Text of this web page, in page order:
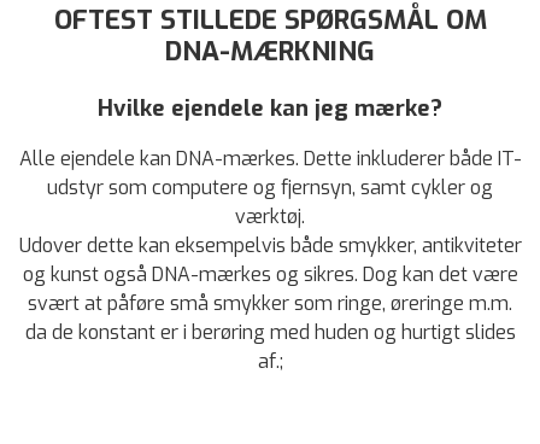
OFTEST STILLEDE SPØRGSMÅL OM
DNA-MÆRKNING
Hvilke ejendele kan jeg mærke?
Alle ejendele kan DNA-mærkes. Dette inkluderer både IT-
udstyr som computere og fjernsyn, samt cykler og
værktøj.
Udover dette kan eksempelvis både smykker, antikviteter
og kunst også DNA-mærkes og sikres. Dog kan det være
svært at påføre små smykker som ringe, øreringe m.m.
da de konstant er i berøring med huden og hurtigt slides
af.;